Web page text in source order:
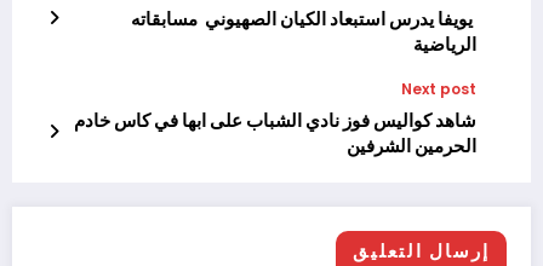
️ يويفا يدرس استبعاد الكيان الصهيوني مسابقاته
الرياضية
Next post
شاهد كواليس فوز نادي الشباب على ابها في كاس خادم
الحرمين الشرفين
إرسال التعليق